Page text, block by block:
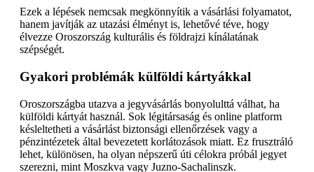
Ezek a lépések nemcsak megkönnyítik a vásárlási folyamatot,
hanem javítják az utazási élményt is, lehetővé téve, hogy
élvezze Oroszország kulturális és földrajzi kínálatának
szépségét.
Gyakori problémák külföldi kártyákkal
Oroszországba utazva a jegyvásárlás bonyolulttá válhat, ha
külföldi kártyát használ. Sok légitársaság és online platform
késleltetheti a vásárlást biztonsági ellenőrzések vagy a
pénzintézetek által bevezetett korlátozások miatt. Ez frusztráló
lehet, különösen, ha olyan népszerű úti célokra próbál jegyet
szerezni, mint Moszkva vagy Juzno-Sachalinszk.